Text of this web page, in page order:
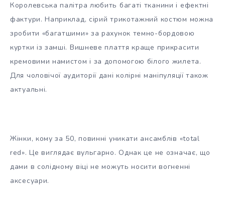
Королевська палітра любить багаті тканини і ефектні
фактури. Наприклад, сірий трикотажний костюм можна
зробити «багатшими» за рахунок темно-бордовою
куртки із замші. Вишневе плаття краще прикрасити
кремовими намистом і за допомогою білого жилета.
Для чоловічої аудиторії дані колірні маніпуляції також
актуальні.
Жінки, кому за 50, повинні уникати ансамблів «total
red». Це виглядає вульгарно. Однак це не означає, що
дами в солідному віці не можуть носити вогненні
аксесуари.